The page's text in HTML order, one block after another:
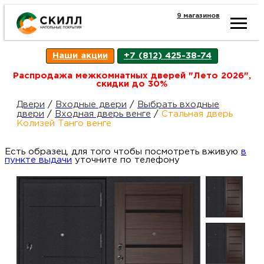
и
Как
9 магазинов
Наши акции +7 (812) 425-38-74
Распродажа межкомнатных дверей "Лето 2026",
скидки до 30%
Двери / Входные двери /
Выбрать входные
двери / Входная дверь венге / Стальная дверь
Колизей Танго венге
Есть образец, для того чтобы посмотреть вживую в
пункте выдачи уточните по телефону